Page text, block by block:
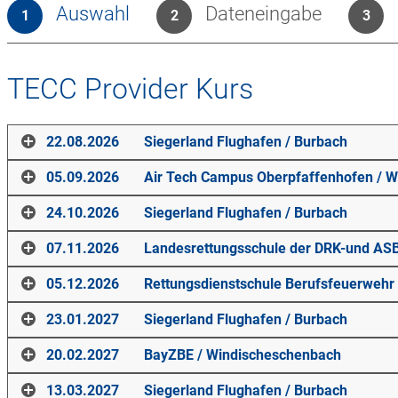
1 Auswahl 2 Dateneingabe 3
TECC Provider Kurs
22.08.2026 Siegerland Flughafen / Burbach
Ort
Siegerland Flughafen
Flughafenstr. 8
57299 Burbach
Kurstage
Samstag,22.08.2026,07:30-18:10Uhr
Sonntag,23.08.2026,07:30-18:10Uhr
05.09.2026 Air Tech Campus Oberpfaffenhofen /
Ort
Air Tech Campus Oberpfaffenhofen
Claude-Dornier-Str. 1
82234 Weßling
Kurstage
Samstag,05.09.2026,07:30 -18:10Uhr
Sonntag,06.09.2026,07:30-18:10Uhr
24.10.2026 Siegerland Flughafen / Burbach
Ort
Siegerland Flughafen
Flughafenstr. 8
57299 Burbach
Kurstage
07.11.2026 Landesrettungsschule der DRK-und
Ort
Landesrettungsschule der DRK-und ASB-
Liebknechtstr. 75-77
39110 Magdeburg
05.12.2026 Rettungsdienstschule Berufsfeuerwehr
Ort
Rettungsdienstschule Berufsfeuerwehr Wiesbaden
Nordenstadter Str. 77
23.01.2027 Siegerland Flughafen / Burbach
Ort
20.02.2027 BayZBE / Windischeschenbach
13.03.2027 Siegerland Flughafen / Burbach